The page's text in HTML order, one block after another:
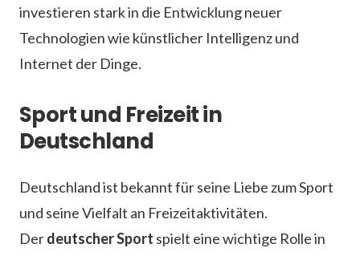
investieren stark in die Entwicklung neuer
Technologien wie künstlicher Intelligenz und
Internet der Dinge.
Sport und Freizeit in
Deutschland
Deutschland ist bekannt für seine Liebe zum Sport
und seine Vielfalt an Freizeitaktivitäten.
Derdeutscher Sport spielt eine wichtige Rolle in